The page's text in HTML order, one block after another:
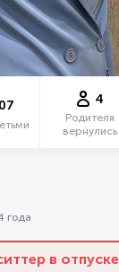
4
Родителя
вернулись
года
в отпуске